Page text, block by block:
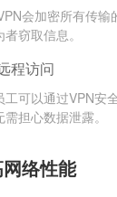
会加密所有传输
窃取信息。
程访问
工可以通过VPN安
担心数据泄露。
络性能